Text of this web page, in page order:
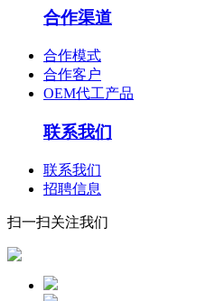
合作渠道
合作模式
合作客户
OEM代工产品
联系我们
联系我们
招聘信息
扫一扫关注我们